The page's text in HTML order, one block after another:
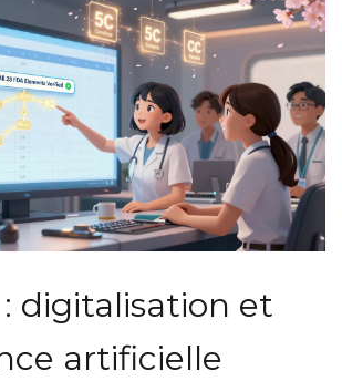
digitalisation et
artificielle